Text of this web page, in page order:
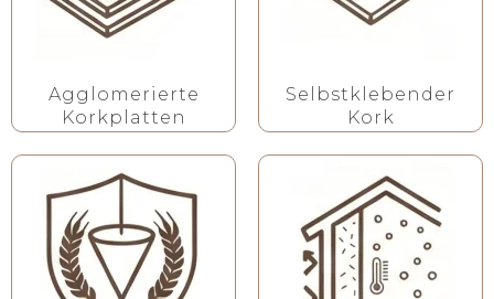
Agglomerierte
Korkplatten
Selbstklebender
Kork